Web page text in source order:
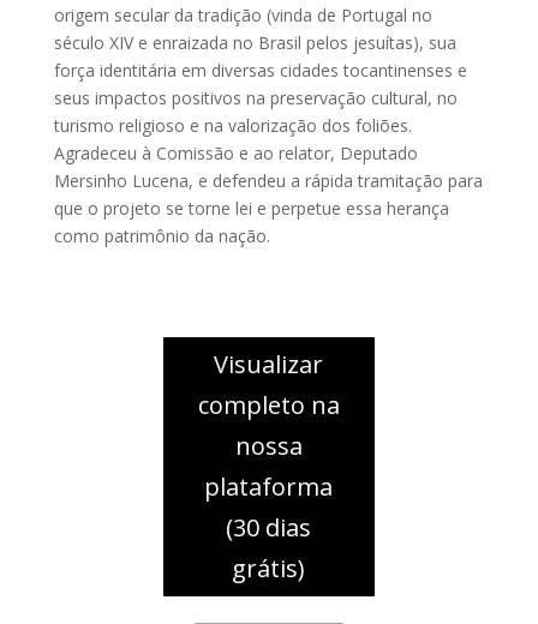
origem secular da tradição (vinda de Portugal no
século XIV e enraizada no Brasil pelos jesuítas), sua
força identitária em diversas cidades tocantinenses e
seus impactos positivos na preservação cultural, no
turismo religioso e na valorização dos foliões.
Agradeceu à Comissão e ao relator, Deputado
Mersinho Lucena, e defendeu a rápida tramitação para
que o projeto se torne lei e perpetue essa herança
como patrimônio da nação.
Visualizar
completo na
nossa
plataforma
(30 dias
grátis)